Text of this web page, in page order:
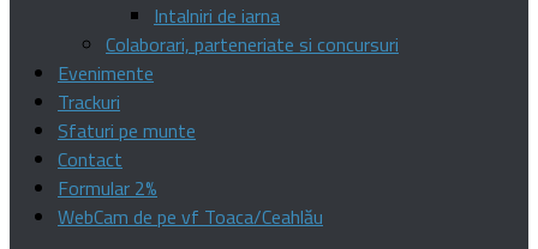
Intalniri de iarna
Colaborari, parteneriate si concursuri
Evenimente
Trackuri
Sfaturi pe munte
Contact
Formular 2%
WebCam de pe vf Toaca/Ceahlău